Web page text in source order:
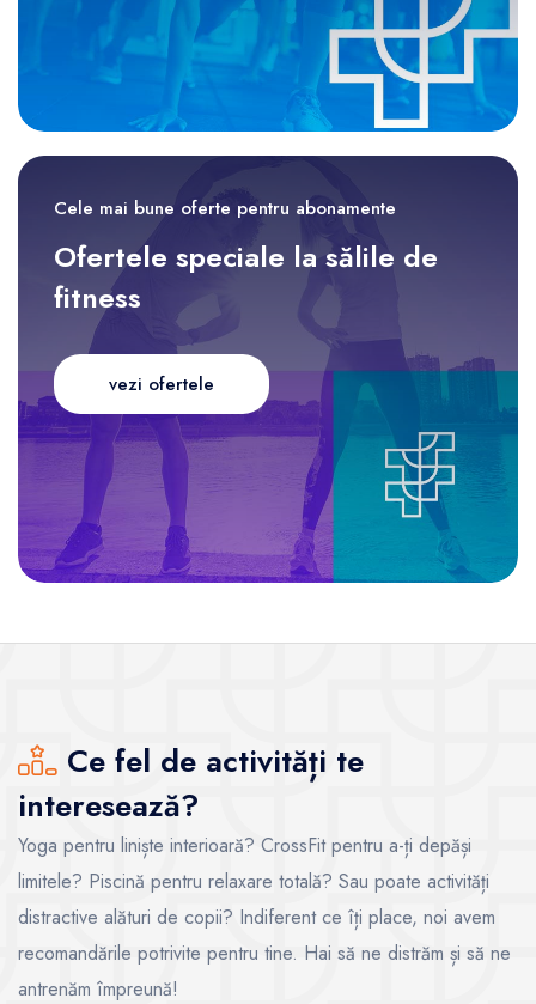
Cele mai bune oferte pentru abonamente
Ofertele speciale la sălile de
fitness
vezi ofertele
Ce fel de activități te
interesează?
Yoga pentru liniște interioară? CrossFit pentru a-ți depăși
limitele? Piscină pentru relaxare totală? Sau poate activități
distractive alături de copii? Indiferent ce îți place, noi avem
recomandările potrivite pentru tine. Hai să ne distrăm și să ne
antrenăm împreună!